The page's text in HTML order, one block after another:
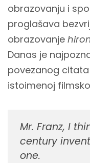
obrazovanju i
proglašava
obrazovanje
Danas je
povezanog
istoimenoj
Mr. Franz, I
century
one.